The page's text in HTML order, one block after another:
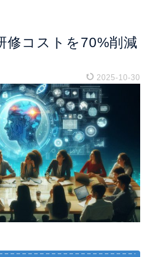
修コストを70%削減
2025-10-30